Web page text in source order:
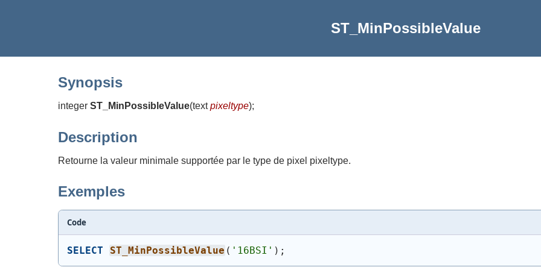
ST_MinPossibleValue
Synopsis
integer ST_MinPossibleValue(textpixeltype);
Description
Retourne la valeur minimale supportée par le type de pixel pixeltype.
Exemples
Code
SELECT ST_MinPossibleValue ( '16BSI' ) ;